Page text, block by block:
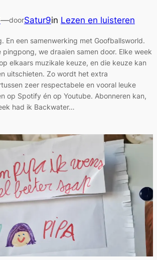
—doorSatur9in Lezen en luisteren
En een samenwerking met Goofballsworld.
pingpong, we draaien samen door. Elke week
elkaars muzikale keuze, en die keuze kan
uitschieten. Zo wordt het extra
zeer respectabele en vooral leuke
op Spotify én op Youtube. Abonneren kan,
had ik Backwater…